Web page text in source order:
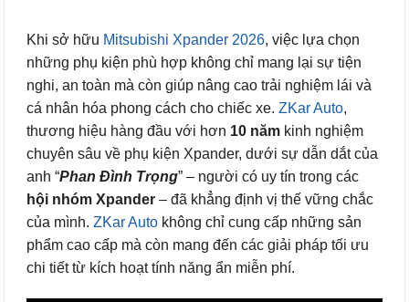
Khi sở hữu Mitsubishi Xpander 2026, việc lựa chọn
những phụ kiện phù hợp không chỉ mang lại sự tiện
nghi, an toàn mà còn giúp nâng cao trải nghiệm lái và
cá nhân hóa phong cách cho chiếc xe. ZKar Auto,
thương hiệu hàng đầu với hơn 10 năm kinh nghiệm
chuyên sâu về phụ kiện Xpander, dưới sự dẫn dắt của
anh “Phan Đình Trọng” – người có uy tín trong các
hội nhóm Xpander – đã khẳng định vị thế vững chắc
của mình. ZKar Auto không chỉ cung cấp những sản
phẩm cao cấp mà còn mang đến các giải pháp tối ưu
chi tiết từ kích hoạt tính năng ẩn miễn phí.